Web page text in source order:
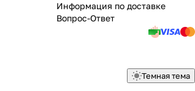
Информация по доставке
Вопрос-Ответ
Темная тема